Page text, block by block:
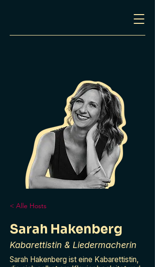
< Alle Hosts
Sarah Hakenberg
Kabarettistin & Liedermacherin
Sarah Hakenberg ist eine Kabarettistin,